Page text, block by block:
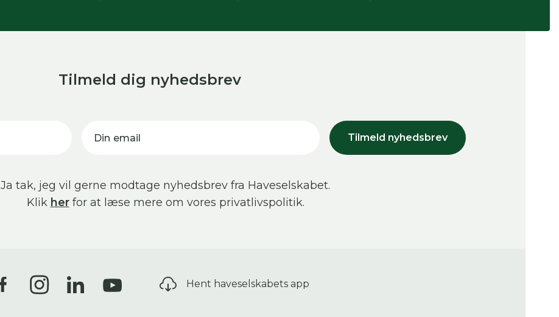
Tilmeld dig nyhedsbrev
Din email Tilmeld nyhedsbrev
Ja tak, jeg vil gerne modtage nyhedsbrev fra Haveselskabet.
Klik herfor at læse mere om vores privatlivspolitik.
Hent haveselskabets app